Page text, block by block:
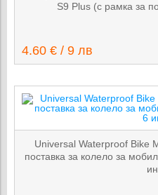
S9 Plus (с рамка за
4.60 € / 9 лв
Universal Waterproof Bike
поставка за колело за